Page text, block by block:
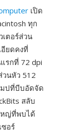
เปิด
ทุก
ตอร์ส่วน
ยดคงที่
รกที่ 72 dpi
นหัว 512
ปที่บีบอัดจัด
สลับ
หญ่ที่พบได้
อร์